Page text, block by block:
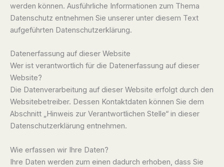
werden können. Ausführliche Informationen zum Thema
Datenschutz entnehmen Sie unserer unter diesem Text
aufgeführten Datenschutzerklärung.
Datenerfassung auf dieser Website
Wer ist verantwortlich für die Datenerfassung auf dieser
Website?
Die Datenverarbeitung auf dieser Website erfolgt durch den
Websitebetreiber. Dessen Kontaktdaten können Sie dem
Abschnitt „Hinweis zur Verantwortlichen Stelle“ in dieser
Datenschutzerklärung entnehmen.
Wie erfassen wir Ihre Daten?
Ihre Daten werden zum einen dadurch erhoben, dass Sie